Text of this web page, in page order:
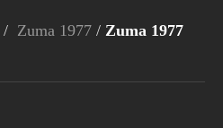
/ Zuma 1977 / Zuma 1977